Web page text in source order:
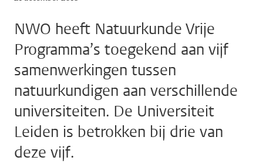
NWO heeft Natuurkunde Vrije
Programma’s toegekend aan vijf
samenwerkingen tussen
natuurkundigen aan verschillende
universiteiten. De Universiteit
Leiden is betrokken bij drie van
deze vijf.